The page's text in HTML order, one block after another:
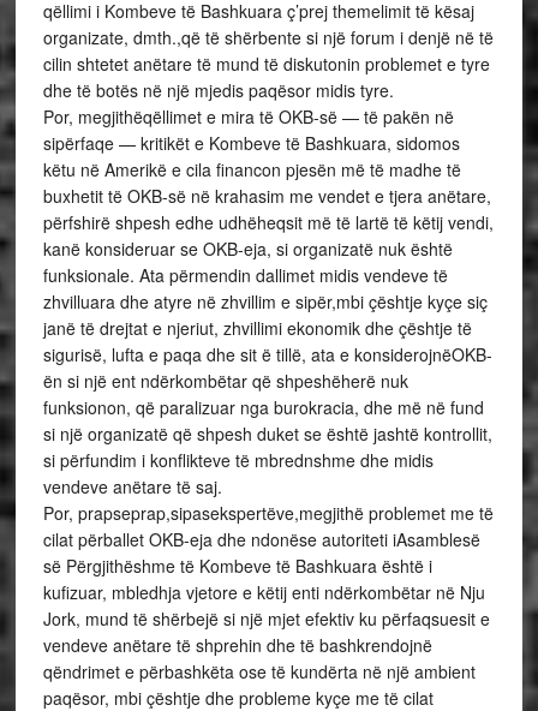
qëllimi i Kombeve të Bashkuara ç’prej themelimit të kësaj
organizate, dmth.,që të shërbente si një forum i denjë në të
cilin shtetet anëtare të mund të diskutonin problemet e tyre
dhe të botës në një mjedis paqësor midis tyre.
Por, megjithëqëllimet e mira të OKB-së — të pakën në
sipërfaqe — kritikët e Kombeve të Bashkuara, sidomos
këtu në Amerikë e cila financon pjesën më të madhe të
buxhetit të OKB-së në krahasim me vendet e tjera anëtare,
përfshirë shpesh edhe udhëheqsit më të lartë të këtij vendi,
kanë konsideruar se OKB-eja, si organizatë nuk është
funksionale. Ata përmendin dallimet midis vendeve të
zhvilluara dhe atyre në zhvillim e sipër,mbi çështje kyçe siç
janë të drejtat e njeriut, zhvillimi ekonomik dhe çështje të
sigurisë, lufta e paqa dhe sit ë tillë, ata e konsiderojnëOKB-
ën si një ent ndërkombëtar që shpeshëherë nuk
funksionon, që paralizuar nga burokracia, dhe më në fund
si një organizatë që shpesh duket se është jashtë kontrollit,
si përfundim i konflikteve të mbrednshme dhe midis
vendeve anëtare të saj.
Por, prapseprap,sipasekspertëve,megjithë problemet me të
cilat përballet OKB-eja dhe ndonëse autoriteti iAsamblesë
së Përgjithëshme të Kombeve të Bashkuara është i
kufizuar, mbledhja vjetore e këtij enti ndërkombëtar në Nju
Jork, mund të shërbejë si një mjet efektiv ku përfaqsuesit e
vendeve anëtare të shprehin dhe të bashkrendojnë
qëndrimet e përbashkëta ose të kundërta në një ambient
paqësor, mbi çështje dhe probleme kyçe me të cilat